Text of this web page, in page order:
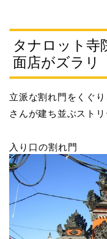
タナロット
面店がズラリ
立派な割れ門をくぐ
さんが建ち並ぶストリ
入り口の割れ門